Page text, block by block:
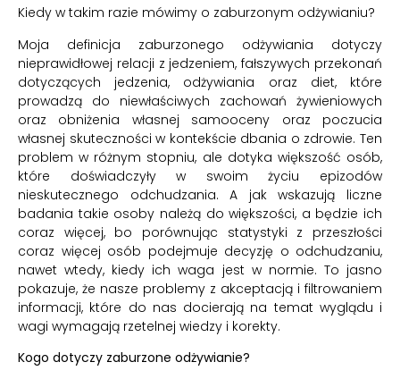
Kiedy w takim razie mówimy o zaburzonym odżywianiu?
Moja definicja zaburzonego odżywiania dotyczy
nieprawidłowej relacji z jedzeniem, fałszywych przekonań
dotyczących jedzenia, odżywiania oraz diet, które
prowadzą do niewłaściwych zachowań żywieniowych
oraz obniżenia własnej samooceny oraz poczucia
własnej skuteczności w kontekście dbania o zdrowie. Ten
problem w różnym stopniu, ale dotyka większość osób,
które doświadczyły w swoim życiu epizodów
nieskutecznego odchudzania. A jak wskazują liczne
badania takie osoby należą do większości, a będzie ich
coraz więcej, bo porównując statystyki z przeszłości
coraz więcej osób podejmuje decyzję o odchudzaniu,
nawet wtedy, kiedy ich waga jest w normie. To jasno
pokazuje, że nasze problemy z akceptacją i filtrowaniem
informacji, które do nas docierają na temat wyglądu i
wagi wymagają rzetelnej wiedzy i korekty.
Kogo dotyczy zaburzone odżywianie?